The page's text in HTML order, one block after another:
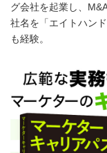
グ会社を起業し、
社名を「エイトハン
も経験。